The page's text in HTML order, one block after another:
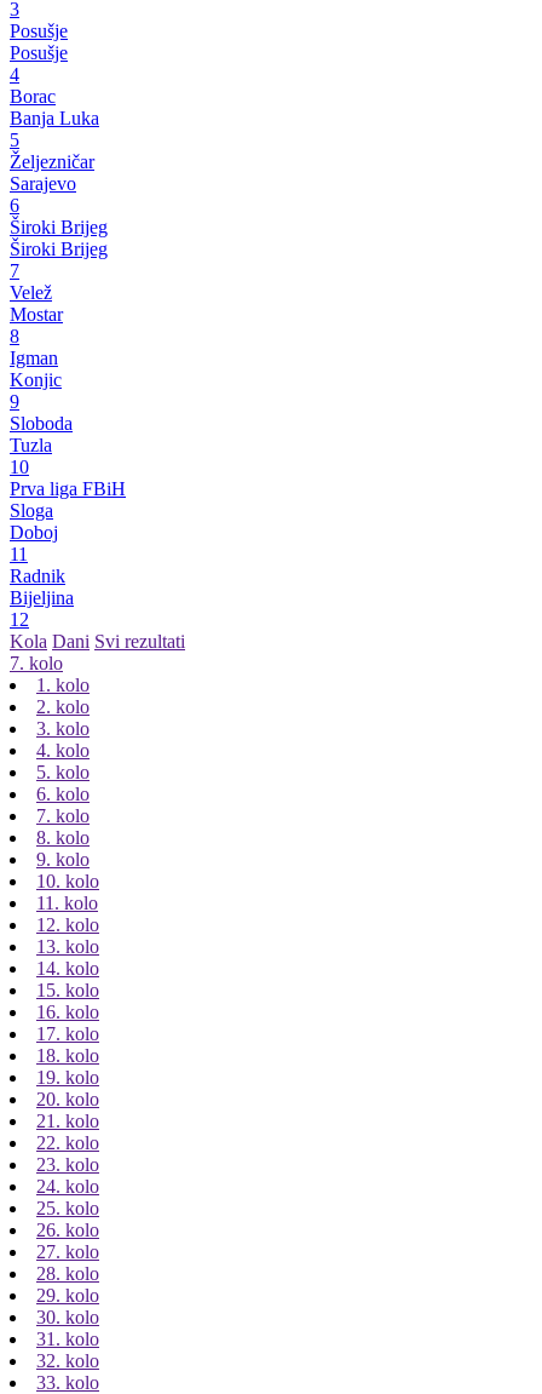
3
Posušje
Posušje
4
Borac
Banja Luka
5
Željezničar
Sarajevo
6
Široki Brijeg
Široki Brijeg
7
Velež
Mostar
8
Igman
Konjic
9
Sloboda
Tuzla
10
Prva liga FBiH
Sloga
Doboj
11
Radnik
Bijeljina
12
Kola Dani Svi rezultati
7. kolo
1. kolo
2. kolo
3. kolo
4. kolo
5. kolo
6. kolo
7. kolo
8. kolo
9. kolo
10. kolo
11. kolo
12. kolo
13. kolo
14. kolo
15. kolo
16. kolo
17. kolo
18. kolo
19. kolo
20. kolo
21. kolo
22. kolo
23. kolo
24. kolo
25. kolo
26. kolo
27. kolo
28. kolo
29. kolo
30. kolo
31. kolo
32. kolo
33. kolo